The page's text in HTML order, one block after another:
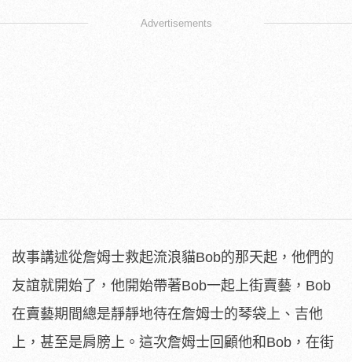
Advertisements
故事講述從詹姆士救起流浪貓Bob的那天起，他們的
友誼就開始了，他開始帶著Bob一起上街賣藝，Bob
在賣藝期間總是靜靜地待在詹姆士的琴袋上、吉他
上，甚至是肩膀上。這次詹姆士回顧他和Bob，在街